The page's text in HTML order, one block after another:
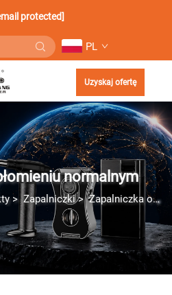
protected]
PL
Uzyskaj ofertę
normalnym
>Zapalniczki>Zapalniczka o płomieniu normalnym